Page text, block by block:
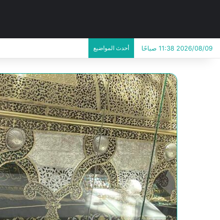
2026/08/09 11:38 صباحًا أحدث المواضيع